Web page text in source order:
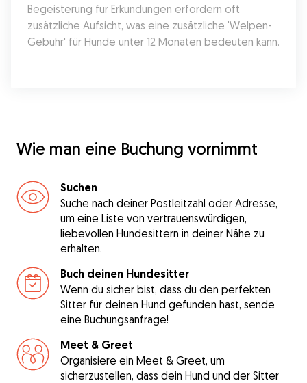
Begeisterung für Erkundungen erfordern oft
zusätzliche Aufsicht, was eine zusätzliche 'Welpen-
Gebühr' für Hunde unter 12 Monaten bedeuten kann.
Wie man eine Buchung vornimmt
Suchen
Suche nach deiner Postleitzahl oder Adresse,
um eine Liste von vertrauenswürdigen,
liebevollen Hundesittern in deiner Nähe zu
erhalten.
Buch deinen Hundesitter
Wenn du sicher bist, dass du den perfekten
Sitter für deinen Hund gefunden hast, sende
eine Buchungsanfrage!
Meet & Greet
Organisiere ein Meet & Greet, um
sicherzustellen, dass dein Hund und der Sitter